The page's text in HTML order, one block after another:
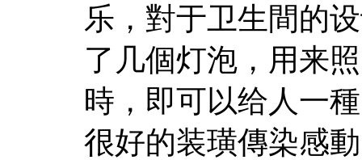
乐，對于卫生間的
了几個灯泡，用来
時，即可以给人一
很好的装璜傳染感